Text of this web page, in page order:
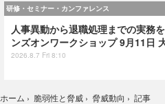
研修・セミナー・カンファレンス
人事異動から退職処理までの実務
ンズオンワークショップ 9月11日
2026.8.7 Fri 8:10
ホーム › 脆弱性と脅威 › 脅威動向 › 記事